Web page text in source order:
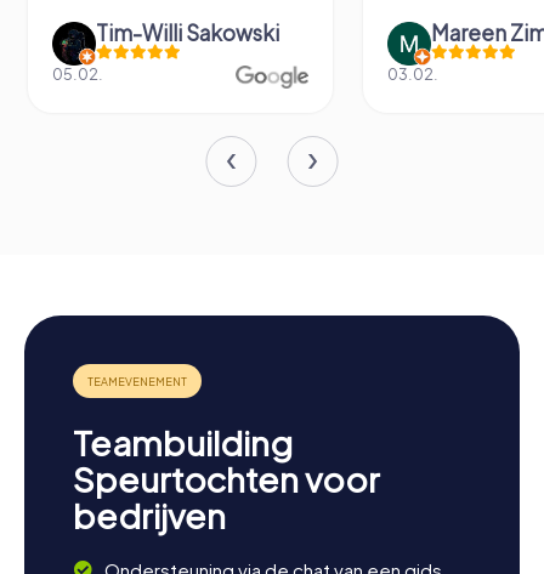
Tim-Willi Sakowski
05.02.
Mareen
03.02.
Teambuilding
Speurtochten voor
bedrijven